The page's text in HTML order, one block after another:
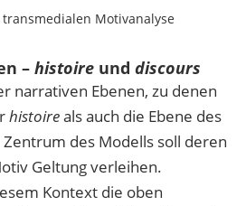
Motivanalyse
– histoire und discours
narrativen Ebenen, zu denen
histoireals auch die Ebene des
des Modells soll deren
Geltung verleihen.
Kontext die oben